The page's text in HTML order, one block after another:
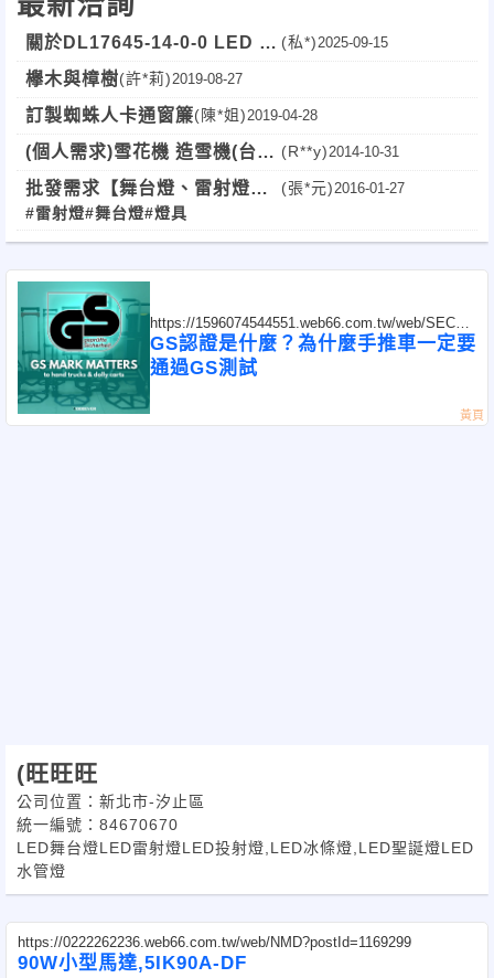
關於DL17645-14-0-0 LED 崁
燈的詢問
(私*)2025-09-15
欅木與樟樹(許*莉)2019-08-27
訂製蜘蛛人卡通窗簾(陳*姐)2019-04-28
(個人需求)雪花機 造雪機(台北
市)
(R**y)2014-10-31
批發需求【舞台燈、雷射燈】
(全台)
(張*元)2016-01-27
#雷射燈#舞台燈#燈具
https://1596074544551.web66.com.tw/web/SEC?
postId=1353579
GS認證是什麼？為什麼手推車一定要
通過GS測試
(旺旺旺
公司位置：新北市-汐止區
統一編號：84670670
LED舞台燈LED雷射燈LED投射燈,LED冰條燈,LED聖誕燈LED
水管燈
https://0222262236.web66.com.tw/web/NMD?postId=1169299
90W小型馬達,5IK90A-DF